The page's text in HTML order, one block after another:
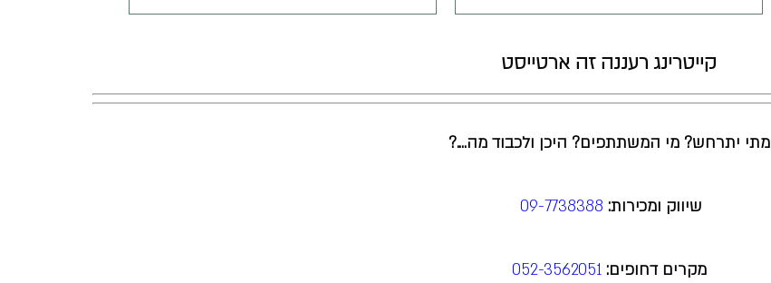
קייטרינג רעננה זה ארטייסט
מתי יתרחש? מי המשתתפים? היכן ולכבוד מה….?
שיווק ומכירות: 09-7738388
מקרים דחופים:052-3562051